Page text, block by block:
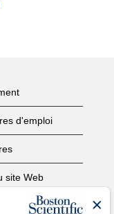
d'emploi
site Web